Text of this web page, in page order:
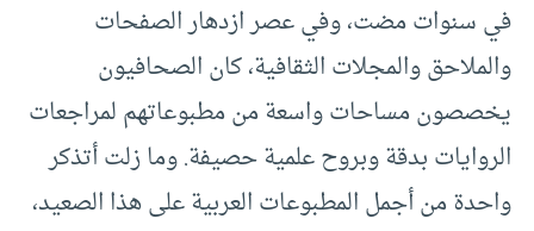
في سنوات مضت، وفي عصر ازدهار الصفحات
والملاحق والمجلات الثقافية، كان الصحافيون
يخصصون مساحات واسعة من مطبوعاتهم لمراجعات
الروايات بدقة وبروح علمية حصيفة. وما زلت أتذكر
واحدة من أجمل المطبوعات العربية على هذا الصعيد،